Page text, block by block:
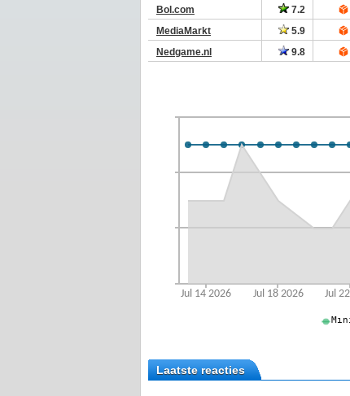
Bol.com 7.2
MediaMarkt
5.9
Nedgame.nl
9.8
Laatste reacties